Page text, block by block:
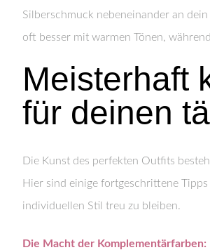
Silberschmuck nebeneinander an
oft besser mit warmen Tönen,
Meisterhaft
für deinen
Die Kunst des perfekten Outfits
Hier sind einige fortgeschrittene
individuellen Stil treu zu bleiben.
Die Macht der Komplementärfarben: